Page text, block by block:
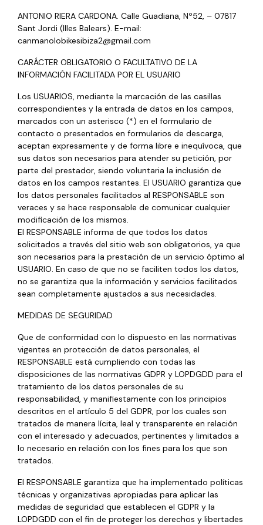
ANTONIO RIERA CARDONA. Calle Guadiana, Nº52, – 07817
Sant Jordi (Illes Balears). E-mail:
canmanolobikesibiza2@gmail.com
CARÁCTER OBLIGATORIO O FACULTATIVO DE LA
INFORMACIÓN FACILITADA POR EL USUARIO
Los USUARIOS, mediante la marcación de las casillas
correspondientes y la entrada de datos en los campos,
marcados con un asterisco (*) en el formulario de
contacto o presentados en formularios de descarga,
aceptan expresamente y de forma libre e inequívoca, que
sus datos son necesarios para atender su petición, por
parte del prestador, siendo voluntaria la inclusión de
datos en los campos restantes. El USUARIO garantiza que
los datos personales facilitados al RESPONSABLE son
veraces y se hace responsable de comunicar cualquier
modificación de los mismos.
El RESPONSABLE informa de que todos los datos
solicitados a través del sitio web son obligatorios, ya que
son necesarios para la prestación de un servicio óptimo al
USUARIO. En caso de que no se faciliten todos los datos,
no se garantiza que la información y servicios facilitados
sean completamente ajustados a sus necesidades.
MEDIDAS DE SEGURIDAD
Que de conformidad con lo dispuesto en las normativas
vigentes en protección de datos personales, el
RESPONSABLE está cumpliendo con todas las
disposiciones de las normativas GDPR y LOPDGDD para el
tratamiento de los datos personales de su
responsabilidad, y manifiestamente con los principios
descritos en el artículo 5 del GDPR, por los cuales son
tratados de manera lícita, leal y transparente en relación
con el interesado y adecuados, pertinentes y limitados a
lo necesario en relación con los fines para los que son
tratados.
El RESPONSABLE garantiza que ha implementado políticas
técnicas y organizativas apropiadas para aplicar las
medidas de seguridad que establecen el GDPR y la
LOPDGDD con el fin de proteger los derechos y libertades